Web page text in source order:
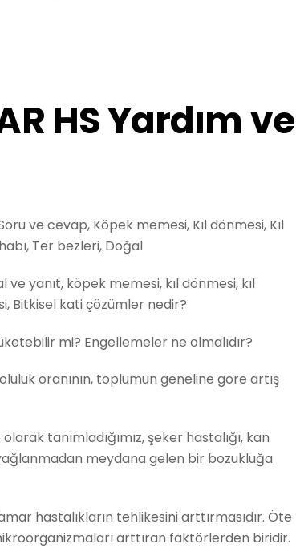
HS Yardım ve
Soru ve cevap, Köpek memesi, Kıl dönmesi, Kıl
Ter bezleri, Doğal
ve yanıt, köpek memesi, kıl dönmesi, kıl
Bitkisel kati çözümler nedir?
mi? Engellemeler ne olmalıdır?
oranının, toplumun geneline gore artış
tanımladığımız, şeker hastalığı, kan
meydana gelen bir bozukluğa
hastalıkların tehlikesini arttırmasıdır. Öte
arttıran faktörlerden biridir.